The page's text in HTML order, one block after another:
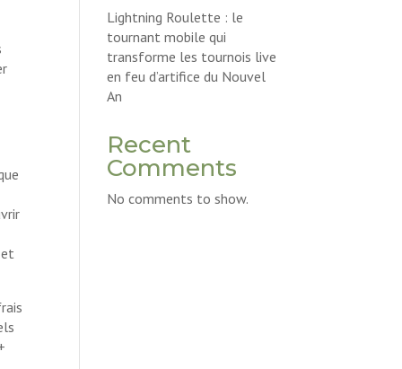
Lightning Roulette : le
tournant mobile qui
transforme les tournois live
en feu d’artifice du Nouvel
An
Recent
Comments
No comments to show.